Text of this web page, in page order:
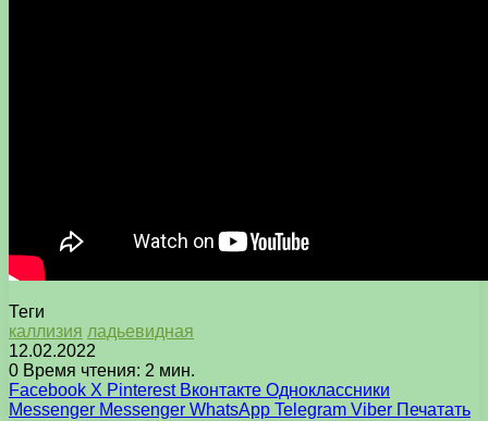
Теги
каллизия ладьевидная
12.02.2022
0 Время чтения: 2 мин.
Facebook X Pinterest Вконтакте Одноклассники
Messenger Messenger WhatsApp Telegram Viber Печатать